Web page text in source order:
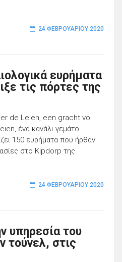
24 ΦΕΒΡΟΥΑΡΊΟΥ 2020
ευρήματα
τις πόρτες της
de Leien, een gracht vol
ένα κανάλι γεμάτο
150 ευρήματα που ήρθαν
στο Kipdorp της
24 ΦΕΒΡΟΥΑΡΊΟΥ 2020
υπηρεσία του
τούνελ, στις